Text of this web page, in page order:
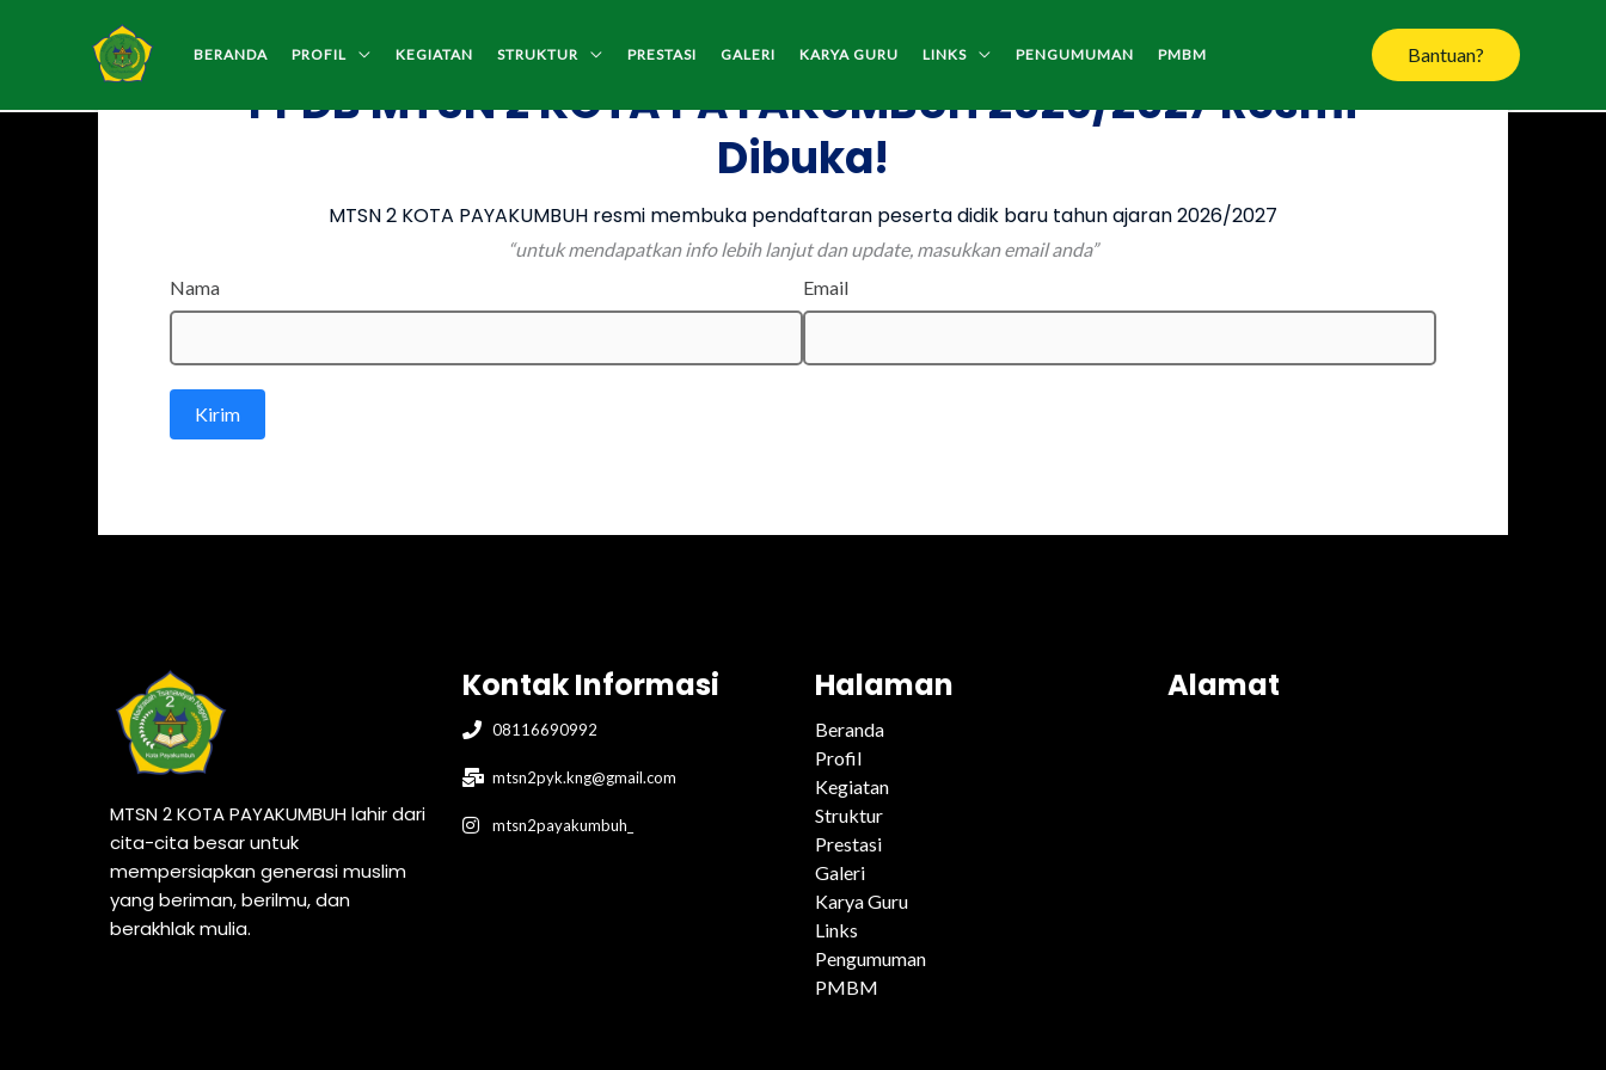
BERANDA PROFIL KEGIATAN STRUKTUR PRESTASI GALERI KARYA GURU LINKS PENGUMUMAN PMBM Bantuan?
PPDB MTSN 2 KOTA PAYAKUMBUH 2026/2027 Resmi
Dibuka!
MTSN 2 KOTA PAYAKUMBUH resmi membuka pendaftaran peserta didik baru tahun ajaran 2026/2027
“untuk mendapatkan info lebih lanjut dan update, masukkan email anda”
Nama
Email
Kirim
MTSN 2 KOTA PAYAKUMBUH lahir dari
cita-cita besar untuk
mempersiapkan generasi muslim
yang beriman, berilmu, dan
berakhlak mulia.
Kontak Informasi
08116690992
mtsn2pyk.kng@gmail.com
mtsn2payakumbuh_
Halaman
Beranda
Profil
Kegiatan
Struktur
Prestasi
Galeri
Karya Guru
Links
Pengumuman
PMBM
Alamat